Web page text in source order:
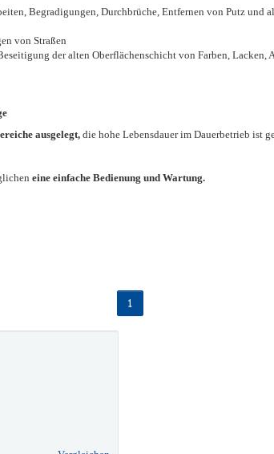
Begradigungen, Durchbrüche, Entfernen von Putz und
von Straßen
der alten Oberflächenschicht von Farben, Lacken,
ausgelegt, die hohe Lebensdauer im Dauerbetrieb ist
eine einfache Bedienung und Wartung.
1